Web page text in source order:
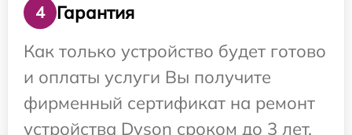
4
Гарантия
Как только устройство будет готово
и оплаты услуги Вы получите
фирменный сертификат на ремонт
устройства Dyson сроком до 3 лет.